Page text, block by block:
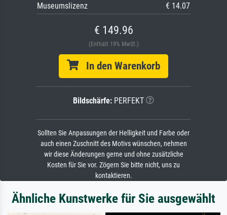
Museumslizenz € 14.07
€ 149.96
(Enthält 19% MwSt.)
In den Warenkorb
Bildschärfe: PERFEKT
Sollten Sie Anpassungen der Helligkeit und Farbe oder
auch einen Zuschnitt des Motivs wünschen, nehmen
wir diese Änderungen gerne und ohne zusätzliche
Kosten für Sie vor. Zögern Sie bitte nicht, uns zu
kontaktieren.
Ähnliche Kunstwerke für Sie ausgewählt